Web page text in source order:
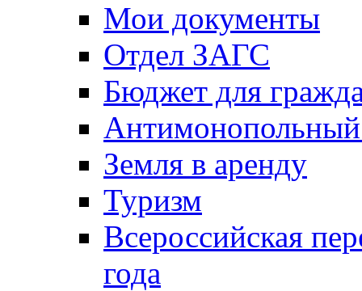
Мои документы
Отдел ЗАГС
Бюджет для
Антимонопольный
Земля в аренду
Туризм
Всероссийская
года